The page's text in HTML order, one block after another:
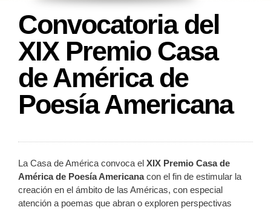
Convocatoria del
XIX Premio Casa
de América de
Poesía Americana
La Casa de América convoca el XIX Premio Casa de
América de Poesía Americanacon el fin de estimular la
creación en el ámbito de las Américas, con especial
atención a poemas que abran o exploren perspectivas